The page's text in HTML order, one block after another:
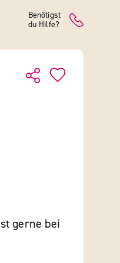
Benötigst
du Hilfe?
gerne bei